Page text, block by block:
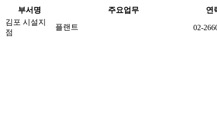
부서명 주요업무
연
김포 시설지
점
플랜트 02-